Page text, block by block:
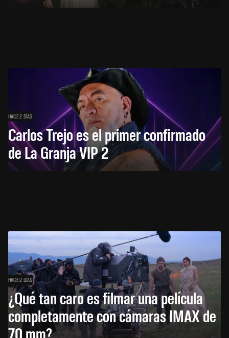
HACE 2 DÍAS
Carlos Trejo es el primer confirmado
de La Granja VIP 2
HACE 2 DÍAS
¿Qué tan caro es filmar una película
completamente con cámaras IMAX de
70 mm?